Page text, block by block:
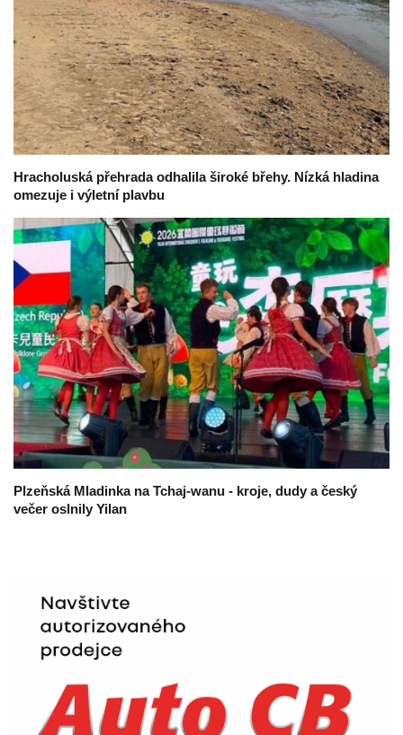
Hracholuská přehrada odhalila široké břehy. Nízká hladina
omezuje i výletní plavbu
Plzeňská Mladinka na Tchaj-wanu - kroje, dudy a český
večer oslnily Yilan